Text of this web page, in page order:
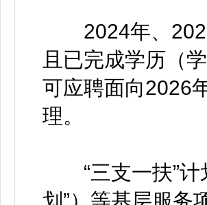
2024年、2025
且已完成学历（
可应聘面向2026
理。
“三支一扶”计划